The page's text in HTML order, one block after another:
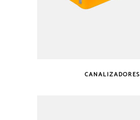
CANALIZADORES